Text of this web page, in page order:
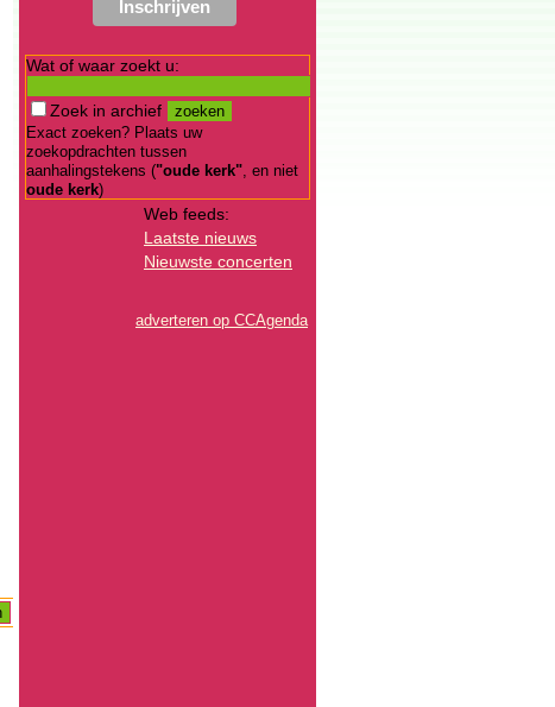
Wat of waar zoekt u:
Zoek in archief
Exact zoeken? Plaats uw
zoekopdrachten tussen
aanhalingstekens ("oude kerk", en niet
oude kerk)
Web feeds:
Laatste nieuws
Nieuwste concerten
adverteren op CCAgenda